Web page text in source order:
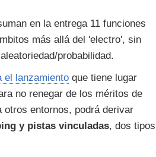
en la entrega 11 funciones
más allá del 'electro', sin
probabilidad.
el lanzamiento que tiene lugar
no renegar de los méritos de
otros entornos, podrá derivar
y pistas vinculadas, dos tipos